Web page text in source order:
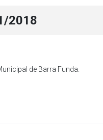
2018
de Barra Funda.